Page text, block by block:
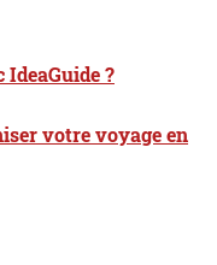
?
votre voyage en